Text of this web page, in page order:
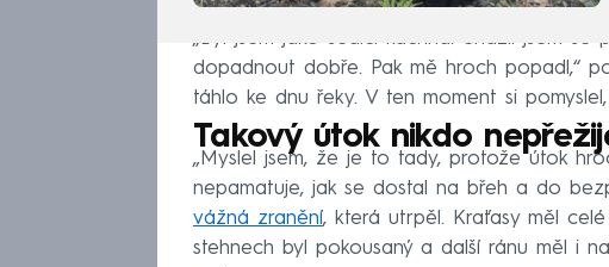
„Byl jsem jako sedící kachna. Snažil jsem
dopadnout dobře. Pak mě hroch popadl,“
táhlo ke dnu řeky. V ten moment si
Takový útok nikdo
„Myslel jsem, že je to tady, protože útok
nepamatuje, jak se dostal na břeh a do
vážná zranění, která utrpěl. Kraťasy měl
stehnech byl pokousaný a další ránu měl i